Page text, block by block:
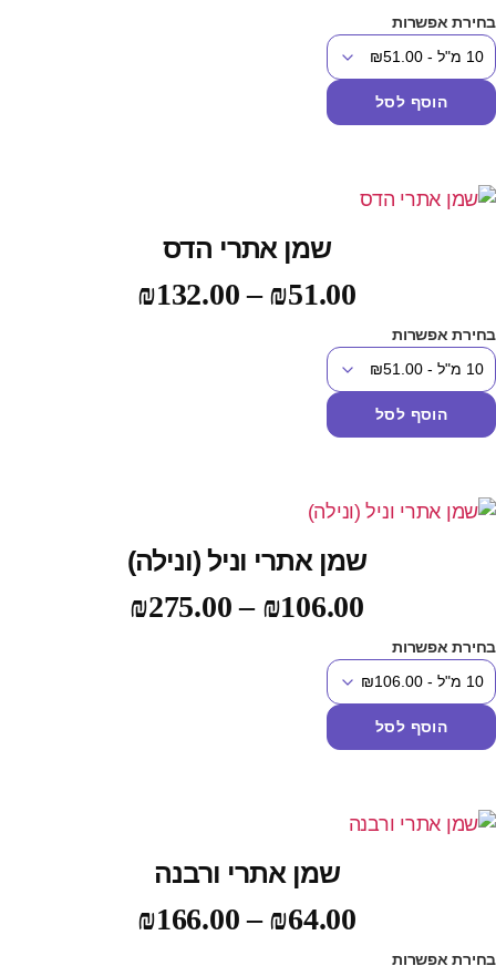
אפשרות
הוסף לסל
שמן אתרי הדס
₪51.00
–
₪132.00
אפשרות
הוסף לסל
שמן אתרי וניל (ונילה)
₪106.00
–
₪275.00
אפשרות
הוסף לסל
שמן אתרי ורבנה
₪64.00
–
₪166.00
אפשרות